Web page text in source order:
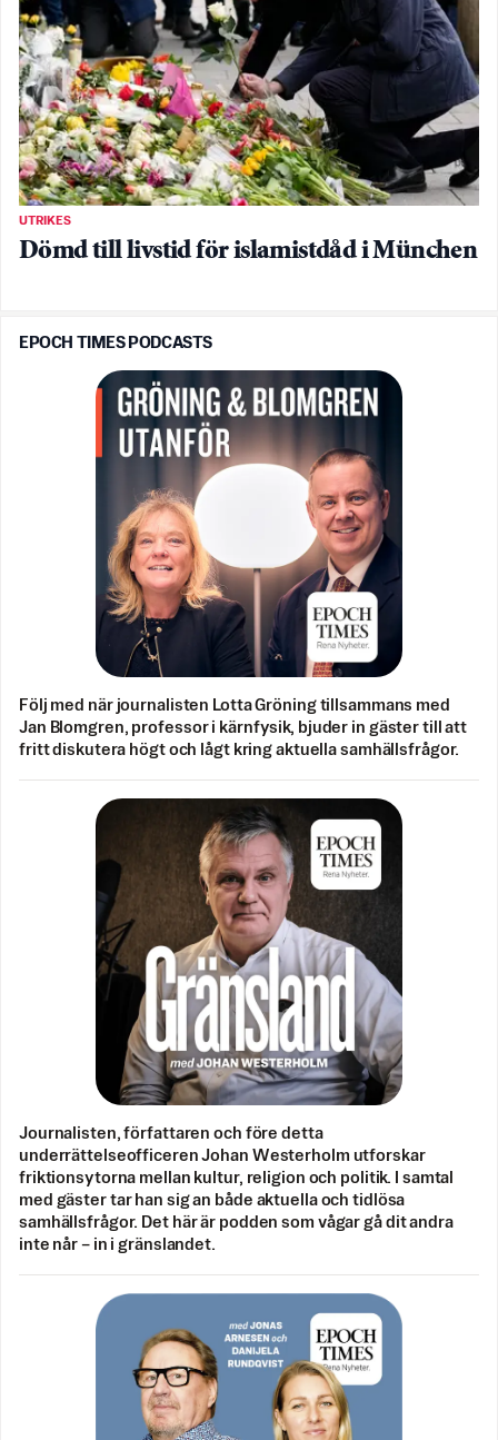
UTRIKES
Dömd till livstid för islamistdåd i München
EPOCH TIMES PODCASTS
Följ med när journalisten Lotta Gröning tillsammans med
Jan Blomgren, professor i kärnfysik, bjuder in gäster till att
fritt diskutera högt och lågt kring aktuella samhällsfrågor.
Journalisten, författaren och före detta
underrättelseofficeren Johan Westerholm utforskar
friktionsytorna mellan kultur, religion och politik. I samtal
med gäster tar han sig an både aktuella och tidlösa
samhällsfrågor. Det här är podden som vågar gå dit andra
inte når – in i gränslandet.